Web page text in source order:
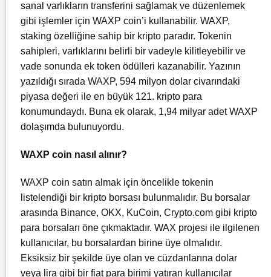
sanal varlıkların transferini sağlamak ve düzenlemek
gibi işlemler için WAXP coin’i kullanabilir. WAXP,
staking özelliğine sahip bir kripto paradır. Tokenin
sahipleri, varlıklarını belirli bir vadeyle kilitleyebilir ve
vade sonunda ek token ödülleri kazanabilir. Yazının
yazıldığı sırada WAXP, 594 milyon dolar civarındaki
piyasa değeri ile en büyük 121. kripto para
konumundaydı. Buna ek olarak, 1,94 milyar adet WAXP
dolaşımda bulunuyordu.
WAXP coin nasıl alınır?
WAXP coin satın almak için öncelikle tokenin
listelendiği bir kripto borsası bulunmalıdır. Bu borsalar
arasında Binance, OKX, KuCoin, Crypto.com gibi kripto
para borsaları öne çıkmaktadır. WAX projesi ile ilgilenen
kullanıcılar, bu borsalardan birine üye olmalıdır.
Eksiksiz bir şekilde üye olan ve cüzdanlarına dolar
veya lira gibi bir fiat para birimi yatıran kullanıcılar